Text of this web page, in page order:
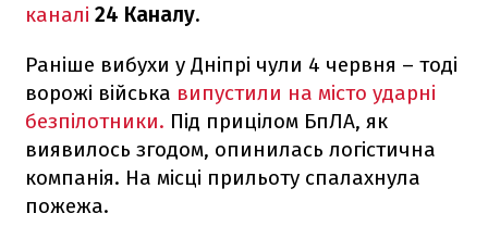
каналі 24 Каналу.
Раніше вибухи у Дніпрі чули 4 червня – тоді
ворожі війська випустили на місто ударні
безпілотники. Під прицілом БпЛА, як
виявилось згодом, опинилась логістична
компанія. На місці прильоту спалахнула
пожежа.